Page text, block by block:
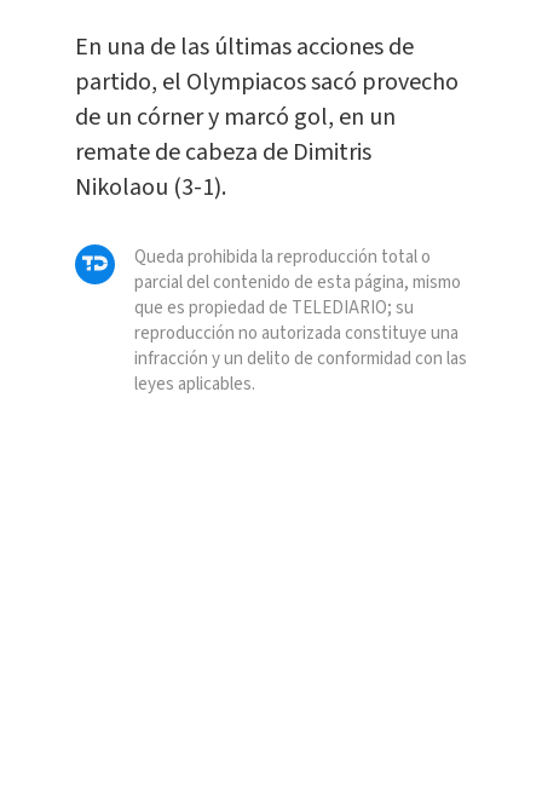
En una de las últimas acciones de
partido, el Olympiacos sacó provecho
de un córner y marcó gol, en un
remate de cabeza de Dimitris
Nikolaou (3-1).
Queda prohibida la reproducción total o
parcial del contenido de esta página, mismo
que es propiedad de TELEDIARIO; su
reproducción no autorizada constituye una
infracción y un delito de conformidad con las
leyes aplicables.